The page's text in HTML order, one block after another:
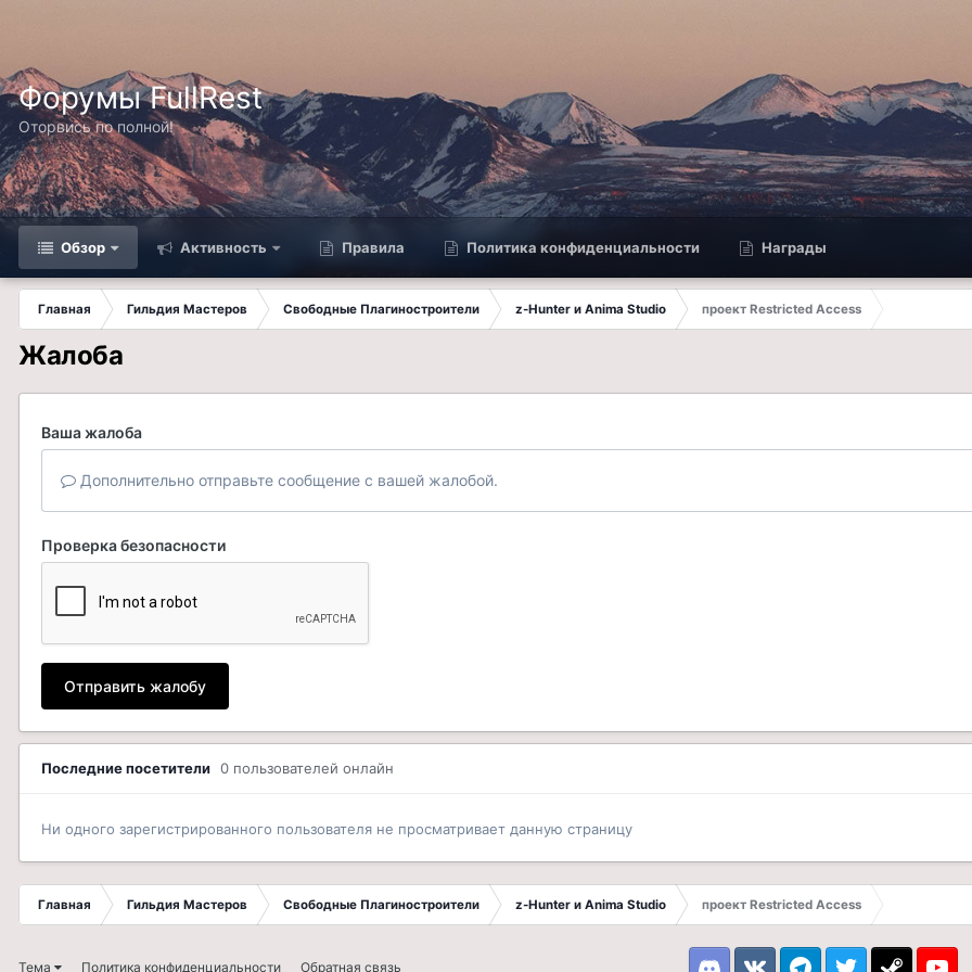
Форумы FullRest
Оторвись по полной!
Обзор Активность Правила Политика конфиденциальности Награды
Главная Гильдия Мастеров Свободные Плагиностроители z-Hunter и Anima Studio
проект Restricted Access
Жалоба
Ваша жалоба
Дополнительно отправьте сообщение с вашей жалобой.
Проверка безопасности
Отправить жалобу
Последние посетители 0 пользователей онлайн
Ни одного зарегистрированного пользователя не просматривает данную страницу
Главная Гильдия Мастеров Свободные Плагиностроители z-Hunter и Anima Studio проект Restricted Access
Тема Политика конфиденциальности Обратная связь